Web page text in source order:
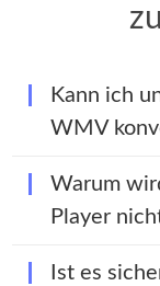
Kann ich
WMV
Warum
Player
Ist es